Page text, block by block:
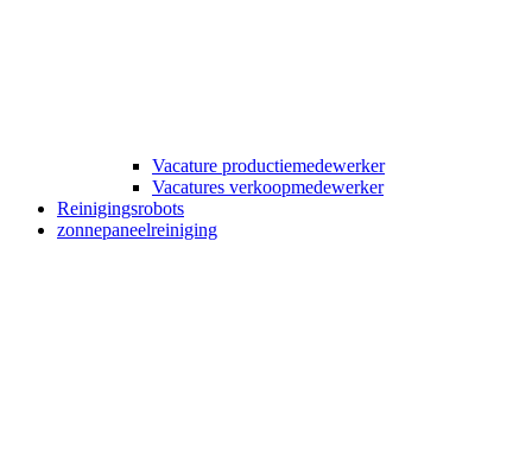
Vacature productiemedewerker
Vacatures verkoopmedewerker
Reinigingsrobots
zonnepaneelreiniging